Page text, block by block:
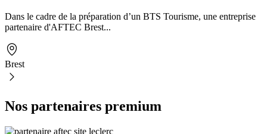
Dans le cadre de la préparation d’un BTS Tourisme, une entreprise
partenaire d'AFTEC Brest...
Brest
Nos partenaires premium